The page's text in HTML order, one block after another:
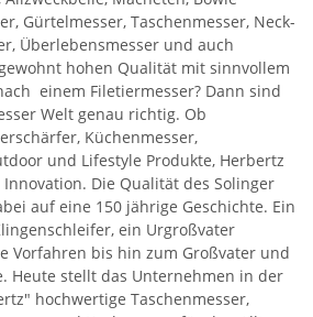
Gürtelmesser, Taschenmesser, Neck-
Überlebensmesser und auch
hohen Qualität mit sinnvollem
einem Filetiermesser? Dann sind
Welt genau richtig. Ob
Küchenmesser,
und Lifestyle Produkte, Herbertz
Die Qualität des Solinger
auf eine 150 jährige Geschichte. Ein
ein Urgroßvater
Vorfahren bis hin zum Großvater und
Heute stellt das Unternehmen in der
hochwertige Taschenmesser,